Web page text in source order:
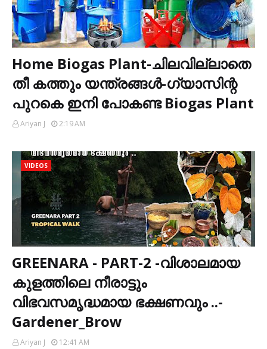
Home Biogas Plant-ചിലവില്ലാതെ
തീ കത്തും യന്ത്രങ്ങൾ-ഗ്യാസിന്റ
പുറകെ ഇനി പോകണ്ട Biogas Plant
Ariyan J 2:19 AM
VIDEOS
GREENARA - PART-2 -വിശാലമായ
കുളത്തിലെ നീരാട്ടും
വിഭവസമൃദ്ധമായ ഭക്ഷണവും ..-
Gardener_Brow
Ariyan J 12:41 AM